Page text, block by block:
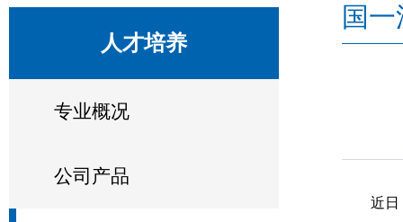
人才培养
专业概况
公司产品
国
近日